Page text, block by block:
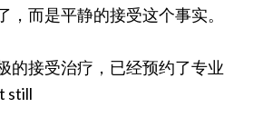
，而是平静的接受这个事实。
的接受治疗，已经预约了专业
still